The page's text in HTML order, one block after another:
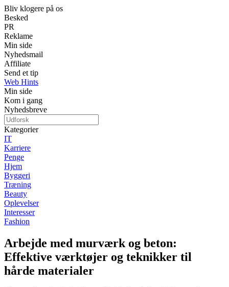
Bliv klogere på os
Besked
PR
Reklame
Min side
Nyhedsmail
Affiliate
Send et tip
Web Hints
Min side
Kom i gang
Nyhedsbreve
Kategorier
IT
Karriere
Penge
Hjem
Byggeri
Træning
Beauty
Oplevelser
Interesser
Fashion
Arbejde med murværk og beton:
Effektive værktøjer og teknikker til
hårde materialer